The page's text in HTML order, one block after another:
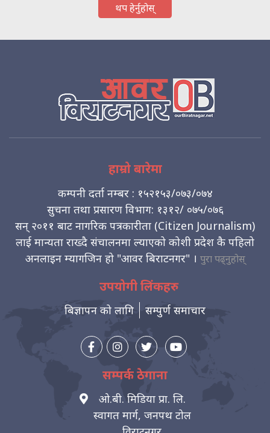
थप हेर्नुहोस्
हाम्रो बारेमा
कम्पनी दर्ता नम्बर : १५२१५३/०७३/०७४
सुचना तथा प्रसारण विभाग: १३१२/ ०७५/०७६
सन् २०११ बाट नागरिक पत्रकारीता (Citizen Journalism)
लाई मान्यता राख्दै संचालनमा ल्याएको कोशी प्रदेश कै पहिलो
अनलाइन म्यागजिन हो "आवर बिराटनगर" । पुरा पढ्नुहोस्
उपयोगी लिंकहरु
बिज्ञापन को लागि सम्पुर्ण समाचार
सम्पर्क ठेगाना
ओ.बी. मिडिया प्रा. लि.
स्वागत मार्ग, जनपथ टोल